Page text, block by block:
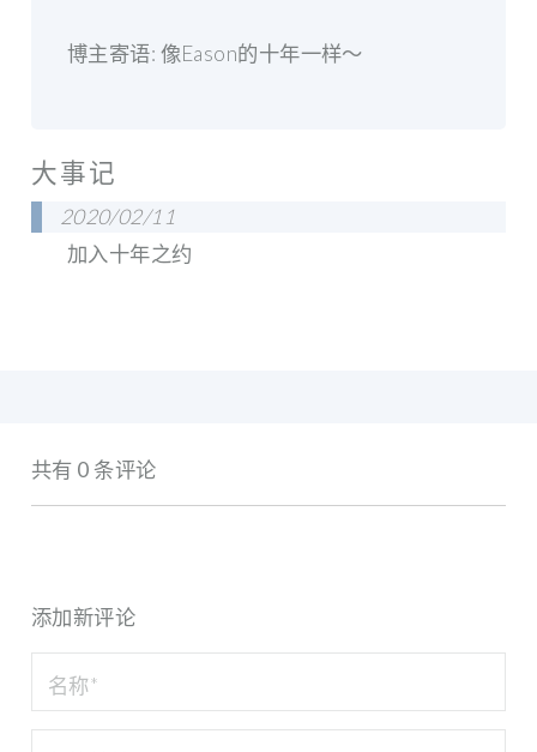
博主寄语: 像Eason的十年一样～
大事记
2020/02/11
加入十年之约
共有 0 条评论
添加新评论